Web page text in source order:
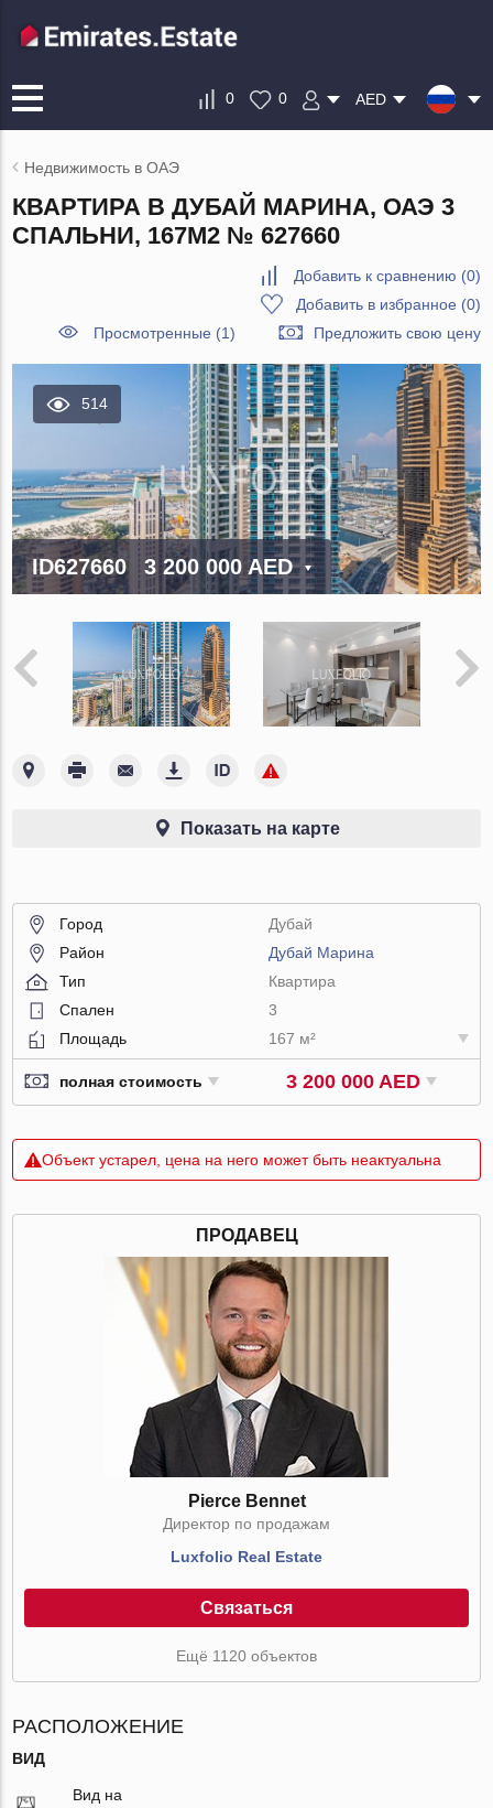
0 0 AED
Недвижимость в ОАЭ
КВАРТИРА В ДУБАЙ МАРИНА, ОАЭ 3
СПАЛЬНИ, 167М2 № 627660
Добавить к сравнению (0)
Добавить в избранное (0)
Просмотренные (1)
Предложить свою цену
514
ID627660 3 200 000 AED
Показать на карте
Город
Дубай
Район
Дубай Марина
Тип
Квартира
Спален
3
Площадь
167 м²
полная стоимость 3 200 000 AED
Объект устарел, цена на него может быть неактуальна
ПРОДАВЕЦ
Pierce Bennet
Директор по продажам
Luxfolio Real Estate
Связаться
Ещё 1120 объектов
РАСПОЛОЖЕНИЕ
ВИД
Вид на